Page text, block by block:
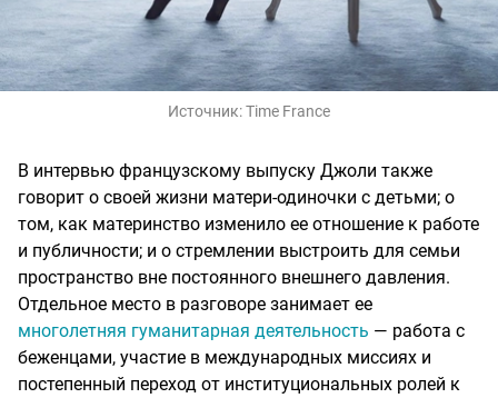
Источник:Time France
В интервью французскому выпуску Джоли также
говорит о своей жизни матери-одиночки с детьми; о
том, как материнство изменило ее отношение к работе
и публичности; и о стремлении выстроить для семьи
пространство вне постоянного внешнего давления.
Отдельное место в разговоре занимает ее
многолетняя гуманитарная деятельность — работа с
беженцами, участие в международных миссиях и
постепенный переход от институциональных ролей к